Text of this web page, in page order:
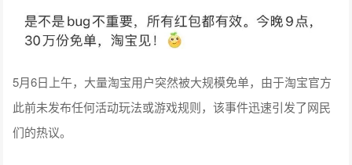
5月6日上午，大量淘宝用户突然被大规模免单，由于淘宝官方
此前未发布任何活动玩法或游戏规则，该事件迅速引发了网民
们的热议。